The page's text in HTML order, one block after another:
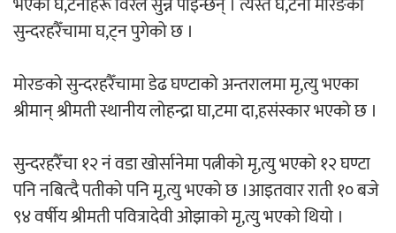
मुक्तकसङ्ग्रह लोकार्पण
सुन्दरहरैँचामा घ,ट्न पुगेको छ ।
मोरङको सुन्दरहरैँचामा डेढ घण्टाको अन्तरालमा मृ,त्यु भएका
श्रीमान् श्रीमती स्थानीय लोहन्द्रा घा,टमा दा,हसंस्कार भएको छ ।
सुन्दरहरैँचा १२ नं वडा खोर्सानेमा पत्नीको मृ,त्यु भएको १२ घण्टा
पनि नबित्दै पतीको पनि मृ,त्यु भएको छ ।आइतवार राती १० बजे
९४ वर्षीय श्रीमती पवित्रादेवी ओझाको मृ,त्यु भएको थियो ।